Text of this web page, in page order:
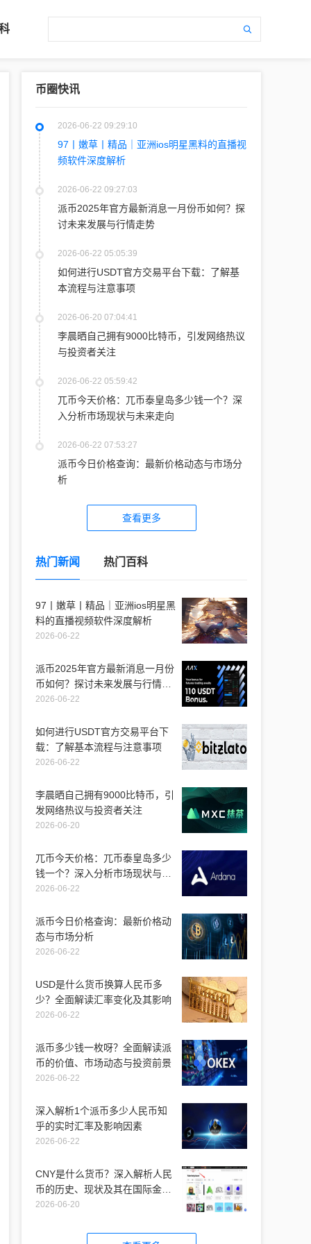
币圈快讯
2026-06-22 09:29:10
97丨嫩草丨精品｜亚洲ios明星黑料的直播视
频软件深度解析
2026-06-22 09:27:03
派币2025年官方最新消息一月份币如何？探
讨未来发展与行情走势
2026-06-22 05:05:39
如何进行USDT官方交易平台下载：了解基
本流程与注意事项
2026-06-20 07:04:41
李晨晒自己拥有9000比特币，引发网络热议
与投资者关注
2026-06-22 05:59:42
兀币今天价格：兀币泰皇岛多少钱一个？深
入分析市场现状与未来走向
2026-06-22 07:53:27
派币今日价格查询：最新价格动态与市场分
析
查看更多
热门新闻 热门百科
97丨嫩草丨精品｜亚洲ios明星黑
料的直播视频软件深度解析
2026-06-22
派币2025年官方最新消息一月份
币如何？探讨未来发展与行情走
势
2026-06-22
如何进行USDT官方交易平台下
载：了解基本流程与注意事项
2026-06-22
李晨晒自己拥有9000比特币，引
发网络热议与投资者关注
2026-06-20
兀币今天价格：兀币泰皇岛多少
钱一个？深入分析市场现状与未
来走向
2026-06-22
派币今日价格查询：最新价格动
态与市场分析
2026-06-22
USD是什么货币换算人民币多
少？全面解读汇率变化及其影响
2026-06-22
派币多少钱一枚呀？全面解读派
币的价值、市场动态与投资前景
2026-06-22
深入解析1个派币多少人民币知
乎的实时汇率及影响因素
2026-06-22
CNY是什么货币？深入解析人民
币的历史、现状及其在国际金融
市场的地位
2026-06-20